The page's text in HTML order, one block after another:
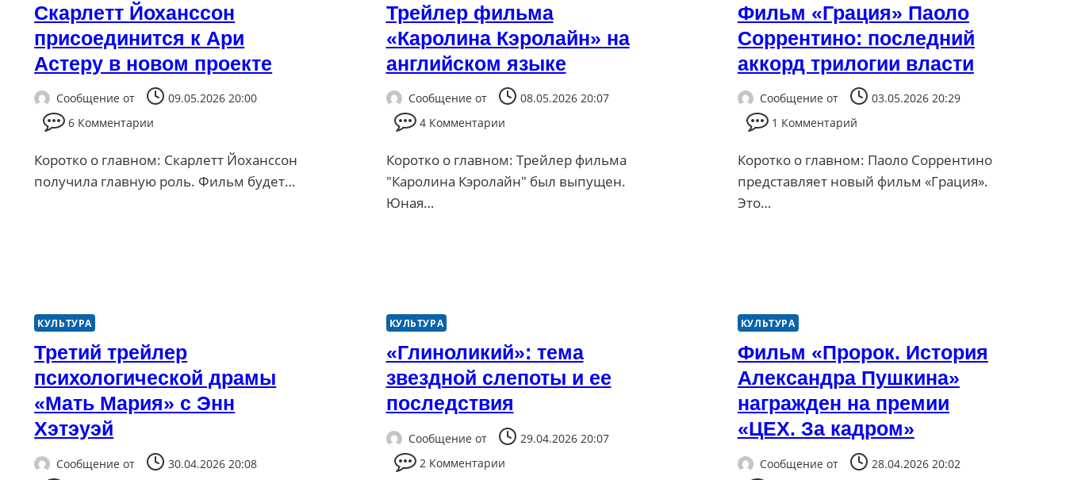
Скарлетт Йоханссон
присоединится к Ари
Астеру в новом проекте
Сообщение от
09.05.2026 20:00
6 Комментарии
Коротко о главном: Скарлетт Йоханссон
получила главную роль. Фильм будет…
Трейлер фильма
«Каролина Кэролайн» на
английском языке
Сообщение от
08.05.2026 20:07
4 Комментарии
Коротко о главном: Трейлер фильма
"Каролина Кэролайн" был выпущен.
Юная…
Фильм «Грация» Паоло
Соррентино: последний
аккорд трилогии власти
Сообщение от
03.05.2026 20:29
1 Комментарий
Коротко о главном: Паоло Соррентино
представляет новый фильм «Грация».
Это…
КУЛЬТУРА
Третий трейлер
психологической драмы
«Мать Мария» с Энн
Хэтэуэй
Сообщение от
30.04.2026 20:08
КУЛЬТУРА
«Глиноликий»: тема
звездной слепоты и ее
последствия
Сообщение от
29.04.2026 20:07
2 Комментарии
КУЛЬТУРА
Фильм «Пророк. История
Александра Пушкина»
награжден на премии
«ЦЕХ. За кадром»
Сообщение от
28.04.2026 20:02